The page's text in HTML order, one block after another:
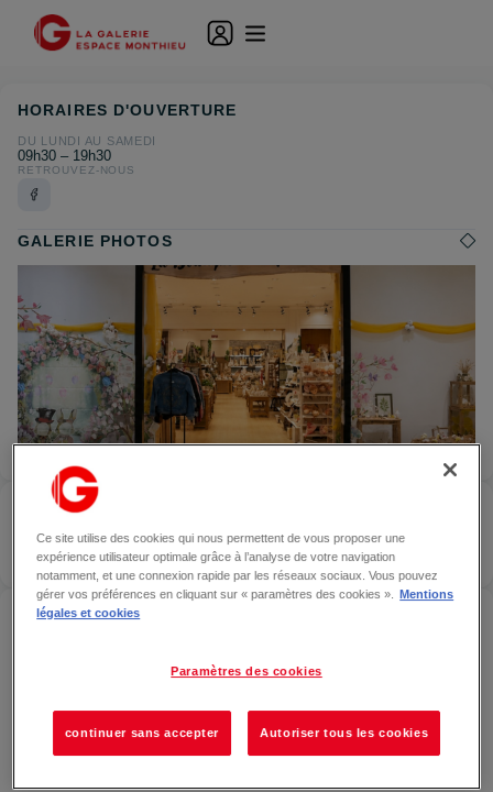
LA BOUTIQUE DES ARTISANS
SAINT-ETIENNE
FERMÉ
Localiser
ACCÉDER À LA BOUTIQUE DES ARTISANS — SAINT-
HORAIRES D'OUVERTURE
DU LUNDI AU SAMEDI
09h30 – 19h30
RETROUVEZ-NOUS
GALERIE PHOTOS
Ce site utilise des cookies qui nous permettent de vous proposer une
expérience utilisateur optimale grâce à l’analyse de votre navigation
notamment, et une connexion rapide par les réseaux sociaux. Vous pouvez
gérer vos préférences en cliquant sur « paramètres des cookies ».
Mentions
légales et cookies
Paramètres des cookies
continuer sans accepter Autoriser tous les cookies